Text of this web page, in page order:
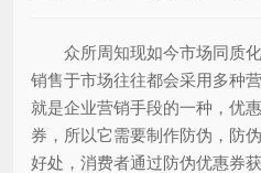
众所周知现如今市场同质化
销售于市场往往都会采用多种
就是企业营销手段的一种，优
券，所以它需要制作防伪，防
好处，消费者通过防伪优惠券